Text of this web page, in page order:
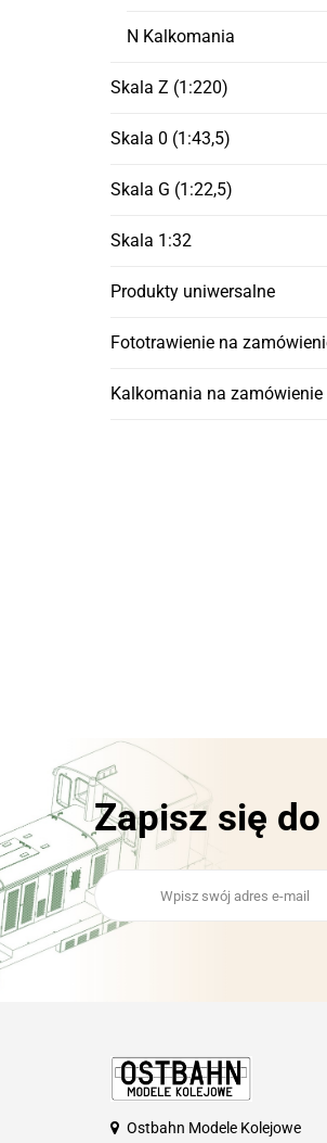
N Kalkomania
Skala Z (1:220)
Skala 0 (1:43,5)
Skala G (1:22,5)
Skala 1:32
Produkty uniwersalne
Fototrawienie na
Kalkomania na zamówienie
Zapisz się
Ostbahn Modele Kolejowe